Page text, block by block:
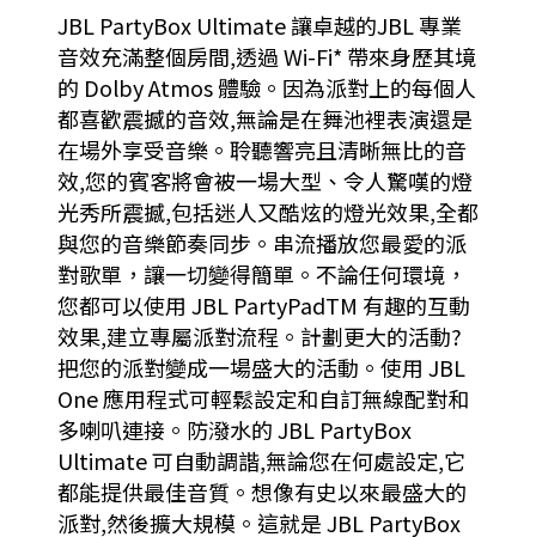
JBL PartyBox Ultimate 讓卓越的JBL 專業
音效充滿整個房間,透過 Wi-Fi* 帶來身歷其境
的 Dolby Atmos 體驗。因為派對上的每個人
都喜歡震撼的音效,無論是在舞池裡表演還是
在場外享受音樂。聆聽響亮且清晰無比的音
效,您的賓客將會被一場大型、令人驚嘆的燈
光秀所震撼,包括迷人又酷炫的燈光效果,全都
與您的音樂節奏同步。串流播放您最愛的派
對歌單，讓一切變得簡單。不論任何環境，
您都可以使用 JBL PartyPadTM 有趣的互動
效果,建立專屬派對流程。計劃更大的活動?
把您的派對變成一場盛大的活動。使用 JBL
One 應用程式可輕鬆設定和自訂無線配對和
多喇叭連接。防潑水的 JBL PartyBox
Ultimate 可自動調諧,無論您在何處設定,它
都能提供最佳音質。想像有史以來最盛大的
派對,然後擴大規模。這就是 JBL PartyBox